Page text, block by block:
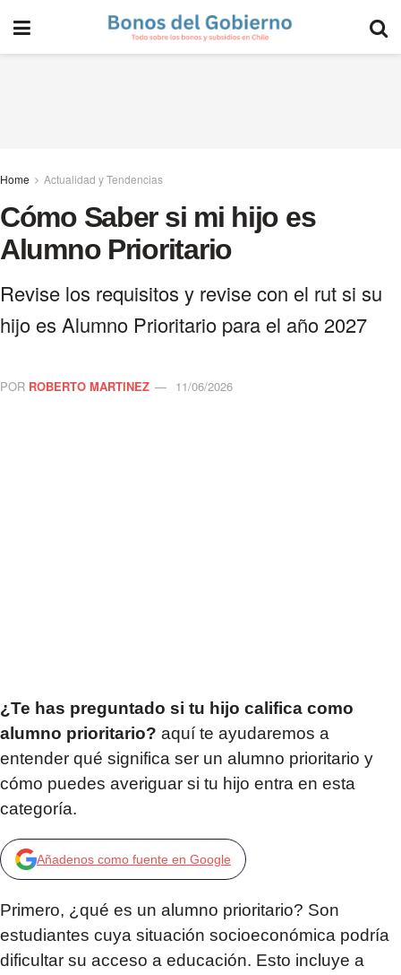
Home Actualidad y Tendencias
Cómo Saber si mi hijo es
Alumno Prioritario
Revise los requisitos y revise con el rut si su
hijo es Alumno Prioritario para el año 2027
POR ROBERTO MARTINEZ 11/06/2026
¿Te has preguntado si tu hijo califica como
alumno prioritario? aquí te ayudaremos a
entender qué significa ser un alumno prioritario y
cómo puedes averiguar si tu hijo entra en esta
categoría.
Añadenos como fuente en Google
Primero, ¿qué es un alumno prioritario? Son
estudiantes cuya situación socioeconómica podría
dificultar su acceso a educación. Esto incluye a